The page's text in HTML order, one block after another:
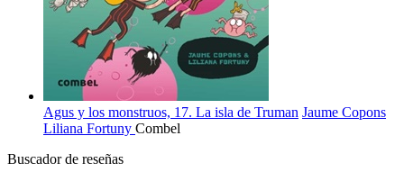
Agus y los monstruos, 17. La isla de Truman Jaume Copons
Liliana Fortuny Combel
Buscador de reseñas